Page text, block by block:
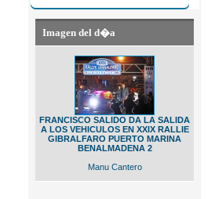
Imagen del d�a
FRANCISCO SALIDO DA LA SALIDA
A LOS VEHICULOS EN XXIX RALLIE
GIBRALFARO PUERTO MARINA
BENALMADENA 2
Manu Cantero